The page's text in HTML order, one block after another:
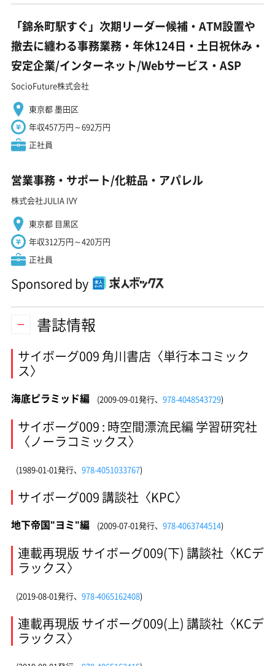
「錦糸町駅すぐ」次期リーダー候補・ATM設置や
撤去に纏わる事務業務・年休124日・土日祝休み・
安定企業/インターネット/Webサービス・ASP
SocioFuture株式会社
東京都 墨田区
年収457万円～692万円
正社員
営業事務・サポート/化粧品・アパレル
株式会社JULIA IVY
東京都 目黒区
年収312万円～420万円
正社員
Sponsored by
書誌情報
サイボーグ009 角川書店〈単行本コミック
ス〉
海底ピラミッド編 (2009-09-01発行、 978-4048543729)
サイボーグ009 : 時空間漂流民編 学習研究社
〈ノーラコミックス〉
(1989-01-01発行、 978-4051033767)
サイボーグ009 講談社〈KPC〉
地下帝国"ヨミ"編 (2009-07-01発行、 978-4063744514)
連載再現版 サイボーグ009(下) 講談社〈KCデ
ラックス〉
(2019-08-01発行、 978-4065162408)
連載再現版 サイボーグ009(上) 講談社〈KCデ
ラックス〉